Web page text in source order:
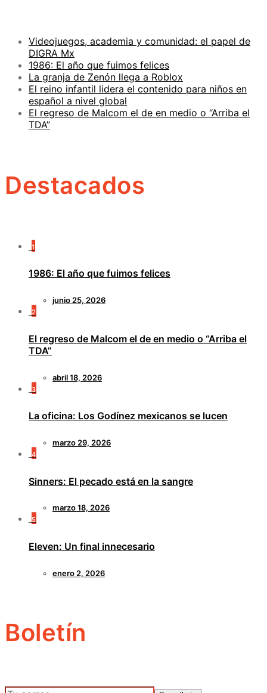
Videojuegos, academia y comunidad: el papel de
DIGRA Mx
1986: El año que fuimos felices
La granja de Zenón llega a Roblox
El reino infantil lidera el contenido para niños en
español a nivel global
El regreso de Malcom el de en medio o “Arriba el
TDA”
Destacados
1
1986: El año que fuimos felices
junio 25, 2026
2
El regreso de Malcom el de en medio o “Arriba el
TDA”
abril 18, 2026
3
La oficina: Los Godínez mexicanos se lucen
marzo 29, 2026
4
Sinners: El pecado está en la sangre
marzo 18, 2026
5
Eleven: Un final innecesario
enero 2, 2026
Boletín